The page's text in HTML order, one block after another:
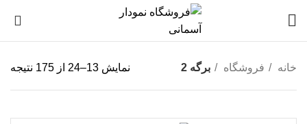
خانه فروشگاه برگه 2 نمایش 13–24 از 175 نتیجه